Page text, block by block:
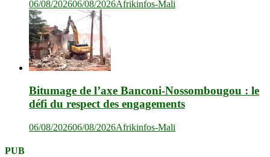
06/08/202606/08/2026Afrikinfos-Mali
Bitumage de l’axe Banconi-Nossombougou : le
défi du respect des engagements
06/08/202606/08/2026Afrikinfos-Mali
PUB